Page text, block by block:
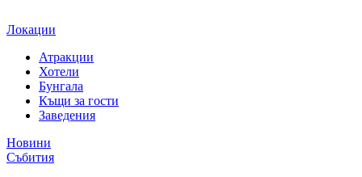
Локации
Атракции
Хотели
Бунгала
Къщи за гости
Заведения
Новини
Събития